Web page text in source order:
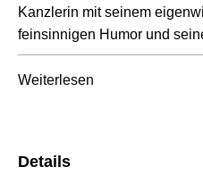
Kanzlerin mit seinem
feinsinnigen Humor und
Weiterlesen
Details